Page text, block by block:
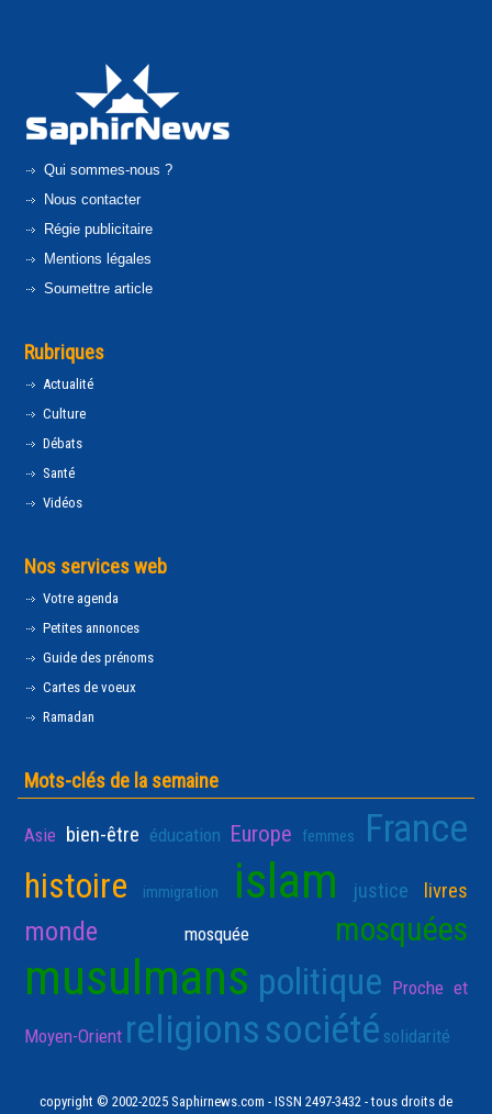
Qui sommes-nous ?
Nous contacter
Régie publicitaire
Mentions légales
Soumettre article
Rubriques
Actualité
Culture
Débats
Santé
Vidéos
Nos services web
Votre agenda
Petites annonces
Guide des prénoms
Cartes de voeux
Ramadan
Mots-clés de la semaine
Asie bien-être éducation Europe femmes France
histoire immigration islam justice livres
monde mosquée mosquées
musulmans politique Proche et
Moyen-Orient religionssociété solidarité
copyright © 2002-2025 Saphirnews.com - ISSN 2497-3432 - tous droits de